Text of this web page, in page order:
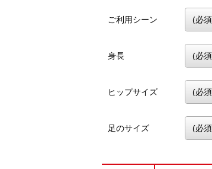
ご利用シーン
身長
ヒップサイズ
足のサイズ